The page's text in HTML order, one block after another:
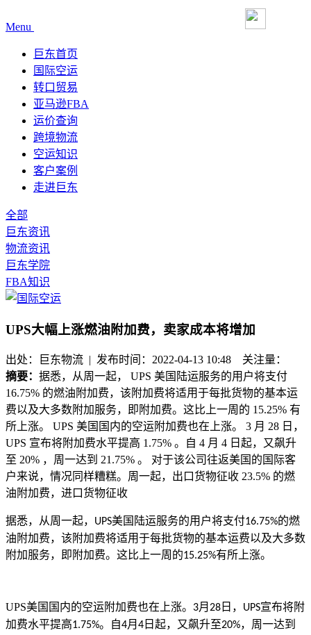
Menu
巨东首页
国际空运
转口贸易
亚马逊FBA
运价查询
跨境物流
空运知识
客户案例
走进巨东
全部
巨东资讯
物流资讯
巨东学院
FBA知识
UPS大幅上涨燃油附加费，卖家成本将增加
出处：巨东物流 | 发布时间：2022-04-13 10:48 关注量：
摘要： 据悉，从周一起， UPS 美国陆运服务的用户将支付
16.75% 的燃油附加费，该附加费将适用于每批货物的基本运
费以及大多数附加服务，即附加费。这比上一周的 15.25% 有
所上涨。 UPS 美国国内的空运附加费也在上涨。 3 月 28 日，
UPS 宣布将附加费水平提高 1.75% 。自 4 月 4 日起，又飙升
至 20% ，周一达到 21.75% 。 对于该公司往返美国的国际客
户来说，情况同样糟糕。周一起，出口货物征收 23.5% 的燃
油附加费，进口货物征收
据悉，从周一起， UPS美国陆运服务的用户将支付16.75%的燃
油附加费，该附加费将适用于每批货物的基本运费以及大多数
附加服务，即附加费。这比上一周的15.25%有所上涨。
UPS美国国内的空运附加费也在上涨。 3月 28 日， UPS宣布将附
加费水平提高1.75%。自4月 4 日起，又飙升至20%，周一达到